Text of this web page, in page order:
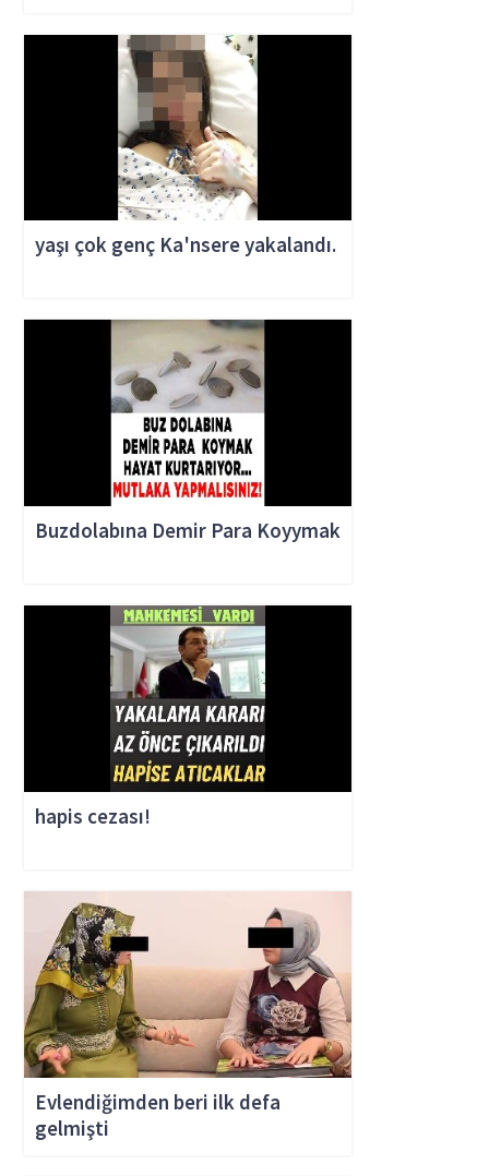
yaşı çok genç Ka'nsere yakalandı.
Buzdolabına Demir Para Koyymak
hapis cezası!
Evlendiğimden beri ilk defa
gelmişti